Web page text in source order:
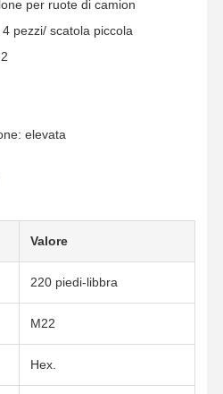
per ruote di camion
pezzi/ scatola piccola
elevata
Valore
220 piedi-libbra
M22
Hex.